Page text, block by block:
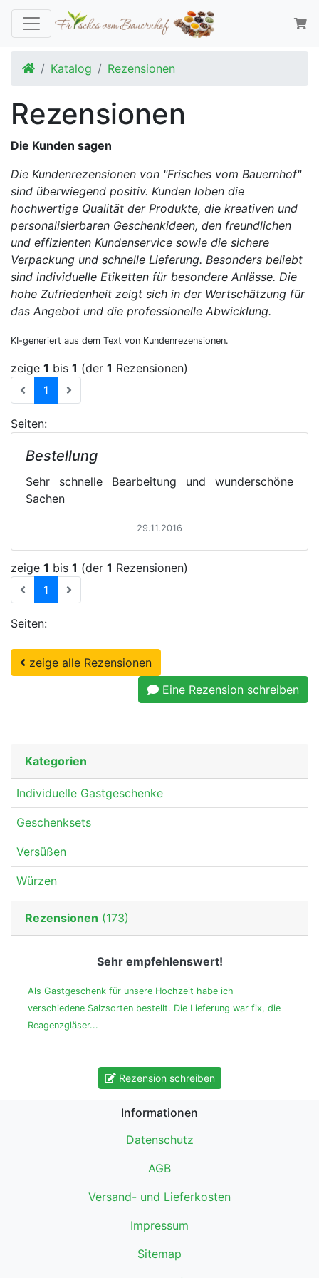
Startseite
Katalog Rezensionen
Rezensionen
Die Kunden sagen
Die Kundenrezensionen von "Frisches vom Bauernhof"
sind überwiegend positiv. Kunden loben die
hochwertige Qualität der Produkte, die kreativen und
personalisierbaren Geschenkideen, den freundlichen
und effizienten Kundenservice sowie die sichere
Verpackung und schnelle Lieferung. Besonders beliebt
sind individuelle Etiketten für besondere Anlässe. Die
hohe Zufriedenheit zeigt sich in der Wertschätzung für
das Angebot und die professionelle Abwicklung.
KI-generiert aus dem Text von Kundenrezensionen.
zeige 1 bis 1 (der 1 Rezensionen)
1 (current)
Seiten:
Bestellung
Sehr schnelle Bearbeitung und wunderschöne
Sachen
29.11.2016
zeige 1 bis 1 (der 1 Rezensionen)
1 (current)
Seiten:
zeige alle Rezensionen
Eine Rezension schreiben
Kategorien
Individuelle Gastgeschenke
Geschenksets
Versüßen
Würzen
Rezensionen (173)
Sehr empfehlenswert!
Als Gastgeschenk für unsere Hochzeit habe ich
verschiedene Salzsorten bestellt. Die Lieferung war fix, die
Reagenzgläser...
Rezension schreiben
Informationen
Datenschutz
AGB
Versand- und Lieferkosten
Impressum
Sitemap